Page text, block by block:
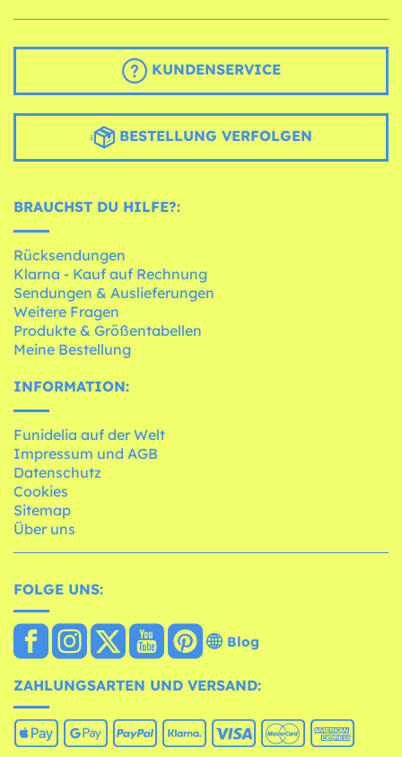
KUNDENSERVICE
BESTELLUNG VERFOLGEN
BRAUCHST DU HILFE?:
Rücksendungen
Klarna - Kauf auf Rechnung
Sendungen & Auslieferungen
Weitere Fragen
Produkte & Größentabellen
Meine Bestellung
INFORMATION:
Funidelia auf der Welt
Impressum und AGB
Datenschutz
Cookies
Sitemap
Über uns
FOLGE UNS:
Blog
ZAHLUNGSARTEN UND VERSAND: